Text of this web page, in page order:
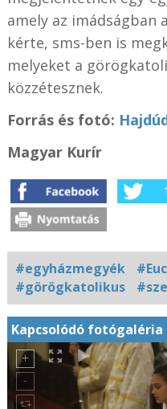
amely az imádságban
kérte, sms-ben is
melyeket a
közzétesznek.
Forrás és fotó:
Magyar Kurír
#egyházmegyék
#görögkatolikus
Kapcsolódó fotógaléria